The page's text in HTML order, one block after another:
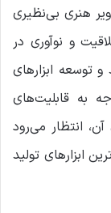
هنری بی‌نظیری
و نوآوری در
توسعه ابزارهای
به قابلیت‌های
انتظار می‌رود
ابزارهای تولید